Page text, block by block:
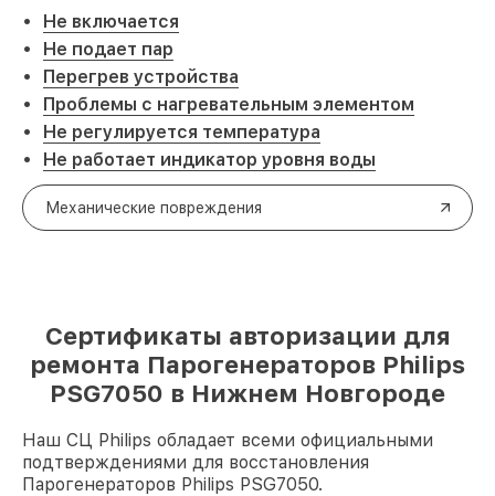
Не включается
Не подает пар
Перегрев устройства
Проблемы с нагревательным элементом
Не регулируется температура
Не работает индикатор уровня воды
Механические повреждения
Сертификаты авторизации для
ремонта Парогенераторов Philips
PSG7050 в Нижнем Новгороде
Наш СЦ Philips обладает всеми официальными
подтверждениями для восстановления
Парогенераторов Philips PSG7050.